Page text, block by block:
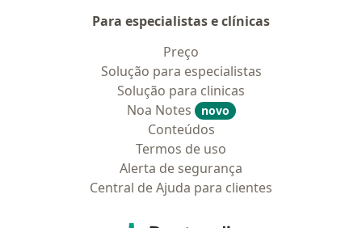
Para especialistas e clínicas
Preço
Solução para especialistas
Solução para clinicas
Noa Notes
novo
Conteúdos
Termos de uso
Alerta de segurança
Central de Ajuda para clientes